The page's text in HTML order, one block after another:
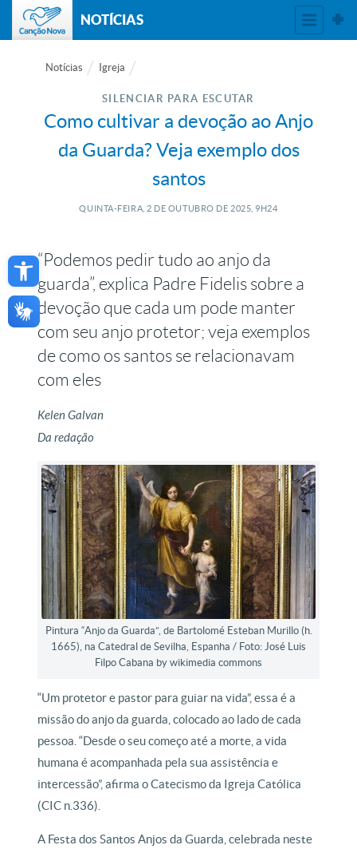
Open toolbar
NOTÍCIAS
Notícias Igreja
SILENCIAR PARA ESCUTAR
Como cultivar a devoção ao Anjo
da Guarda? Veja exemplo dos
santos
QUINTA-FEIRA, 2 DE OUTUBRO DE 2025, 9H24
“Podemos pedir tudo ao anjo da
guarda”, explica Padre Fidelis sobre a
devoção que cada um pode manter
com seu anjo protetor; veja exemplos
de como os santos se relacionavam
com eles
Kelen Galvan
Da redação
Pintura “Anjo da Guarda”, de Bartolomé Esteban Murillo (h.
1665), na Catedral de Sevilha, Espanha / Foto: José Luis
Filpo Cabana by wikimedia commons
“Um protetor e pastor para guiar na vida”, essa é a
missão do anjo da guarda, colocado ao lado de cada
pessoa. “Desde o seu começo até a morte, a vida
humana é acompanhada pela sua assistência e
intercessão”, afirma o Catecismo da Igreja Católica
(CIC n.336).
A Festa dos Santos Anjos da Guarda, celebrada neste